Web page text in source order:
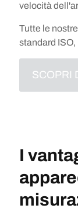
velocità
Tutte le
standard ISO,
SCOPRI
I